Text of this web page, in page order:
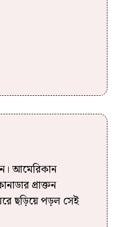
আমেরিকান
প্রাক্তন
ছড়িয়ে পড়ল সেই